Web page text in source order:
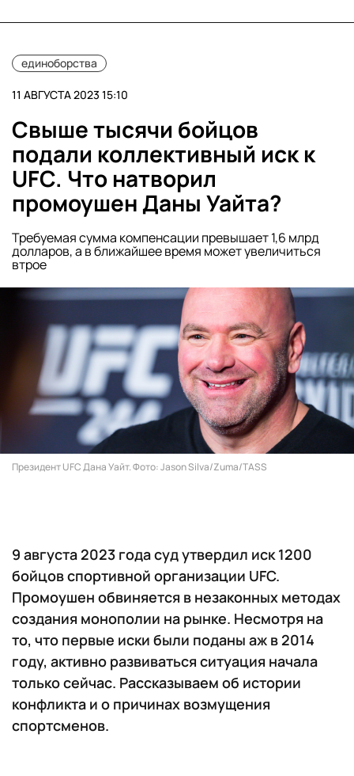
единоборства
11 АВГУСТА 2023 15:10
Свыше тысячи бойцов
подали коллективный иск к
UFC. Что натворил
промоушен Даны Уайта?
Требуемая сумма компенсации превышает 1,6 млрд
долларов, а в ближайшее время может увеличиться
втрое
Президент UFC Дана Уайт. Фото: Jason Silva/Zuma/TASS
9 августа 2023 года суд утвердил иск 1200
бойцов спортивной организации UFC.
Промоушен обвиняется в незаконных методах
создания монополии на рынке. Несмотря на
то, что первые иски были поданы аж в 2014
году, активно развиваться ситуация начала
только сейчас. Рассказываем об истории
конфликта и о причинах возмущения
спортсменов.